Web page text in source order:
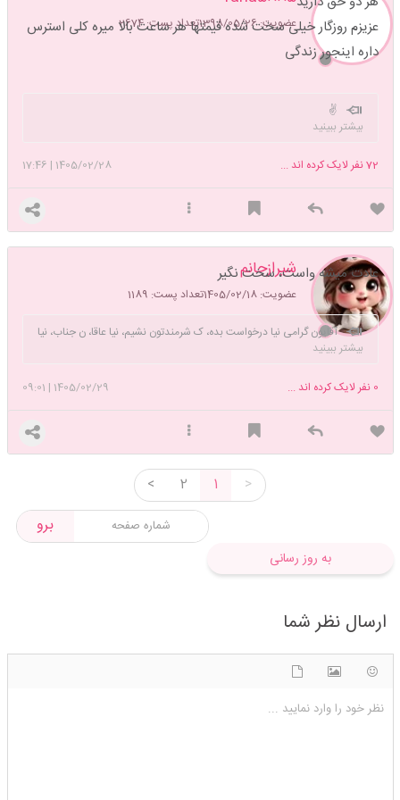
عضویت: 1398/05/26 تعداد پست: 2674
عزیزم روزگار خیلی سخت شده قیمتها هر ساعت بالا میره کلی استرس
داره اینجور زندگی
✌️
بیشتر ببینید
1405/02/28
|
17:46 72نفر لایک کرده اند ...
شیرازجانم
عضویت: 1405/02/18 تعداد پست: 1189
عادت میشه واست، سخت نگیر
آقایون گرامی نیا درخواست بده، ک شرمندتون نشیم، نیا عاقا، ن جناب، نیا
بزرگوار،
بیشتر ببینید
1405/02/29
|
09:01 0 نفر لایک کرده اند ...
>
1
2
<
برو
به روز رسانی
ارسال نظر شما
نظر خود را وارد نمایید ...